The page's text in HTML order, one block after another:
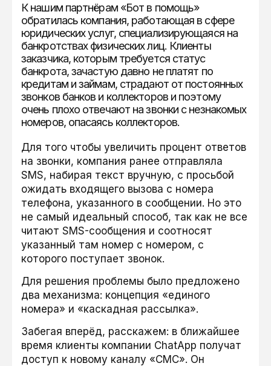
К нашим партнёрам «Бот в помощь»
обратилась компания, работающая в сфере
юридических услуг, специализирующаяся на
банкротствах физических лиц. Клиенты
заказчика, которым требуется статус
банкрота, зачастую давно не платят по
кредитам и займам, страдают от постоянных
звонков банков и коллекторов и поэтому
очень плохо отвечают на звонки с незнакомых
номеров, опасаясь коллекторов.
Для того чтобы увеличить процент ответов
на звонки, компания ранее отправляла
SMS, набирая текст вручную, с просьбой
ожидать входящего вызова с номера
телефона, указанного в сообщении. Но это
не самый идеальный способ, так как не все
читают SMS-сообщения и соотносят
указанный там номер с номером, с
которого поступает звонок.
Для решения проблемы было предложено
два механизма: концепция «единого
номера» и «каскадная рассылка».
Забегая вперёд, расскажем: в ближайшее
время клиенты компании ChatApp получат
доступ к новому каналу «СМС». Он